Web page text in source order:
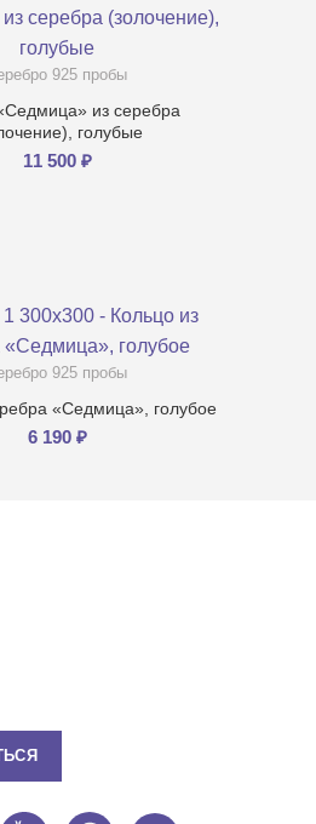
925 пробы
из серебра
голубые
11 500 ₽
925 пробы
«Седмица», голубое
6 190 ₽